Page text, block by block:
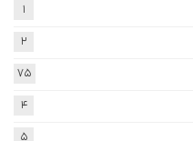
1
2
75
4
5